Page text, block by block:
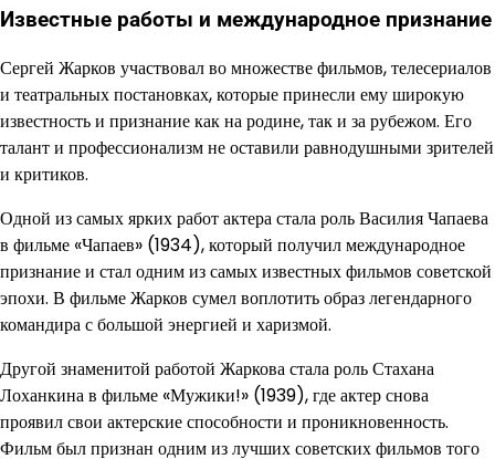
Известные работы и международное признание
Сергей Жарков участвовал во множестве фильмов, телесериалов
и театральных постановках, которые принесли ему широкую
известность и признание как на родине, так и за рубежом. Его
талант и профессионализм не оставили равнодушными зрителей
и критиков.
Одной из самых ярких работ актера стала роль Василия Чапаева
в фильме «Чапаев» (1934), который получил международное
признание и стал одним из самых известных фильмов советской
эпохи. В фильме Жарков сумел воплотить образ легендарного
командира с большой энергией и харизмой.
Другой знаменитой работой Жаркова стала роль Стахана
Лоханкина в фильме «Мужики!» (1939), где актер снова
проявил свои актерские способности и проникновенность.
Фильм был признан одним из лучших советских фильмов того